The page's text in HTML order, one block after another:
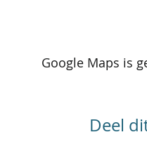
Google Maps is
Deel